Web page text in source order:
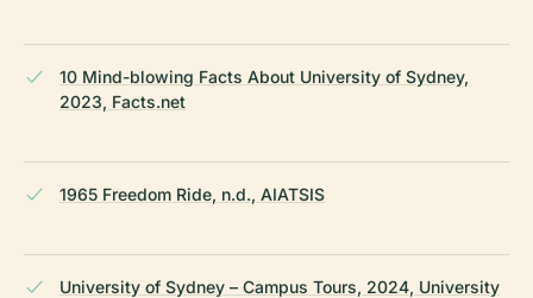
10 Mind-blowing Facts About University of Sydney,
2023, Facts.net
1965 Freedom Ride, n.d., AIATSIS
University of Sydney – Campus Tours, 2024, University